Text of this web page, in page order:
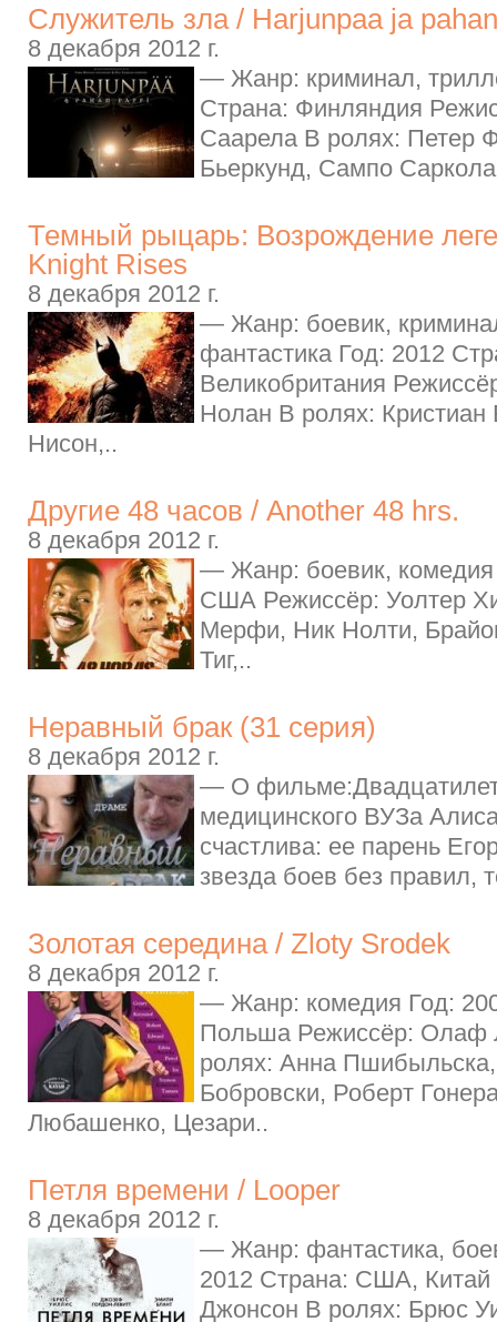
Служитель зла / Harjunpaa ja
8 декабря 2012 г.
— Жанр: криминал,
Страна: Финляндия
Саарела В ролях: Петер
Бьеркунд, Сампо
Темный рыцарь: Возрождение
Knight Rises
8 декабря 2012 г.
— Жанр: боевик,
фантастика Год: 2012
Великобритания
Нолан В ролях:
Нисон,..
Другие 48 часов / Another 48 hrs.
8 декабря 2012 г.
— Жанр: боевик, комедия
США Режиссёр: Уолтер
Мерфи, Ник Нолти,
Тиг,..
Неравный брак (31 серия)
8 декабря 2012 г.
— О
медицинского ВУЗа
счастлива: ее парень
звезда боев без правил,
Золотая середина / Zloty Srodek
8 декабря 2012 г.
— Жанр: комедия Год:
Польша Режиссёр: Олаф
ролях: Анна
Бобровски, Роберт
Любашенко, Цезари..
Петля времени / Looper
8 декабря 2012 г.
— Жанр: фантастика,
2012 Страна: США, Китай
Джонсон В ролях: Брюс